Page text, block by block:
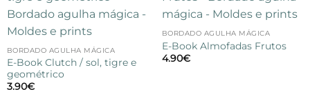
à lista de
BORDADO AGULHA MÁGICA
E-Book Clutch / sol, tigre e
geométrico
3.90€
Adicionar
à lista de
BORDADO AGULHA MÁGICA
E-Book Almofadas Frutos
4.90€